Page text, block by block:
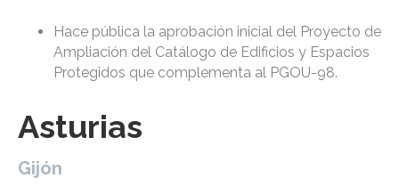
Hace pública la aprobación inicial del Proyecto de
Ampliación del Catálogo de Edificios y Espacios
Protegidos que complementa al PGOU-98.
Asturias
Gijón